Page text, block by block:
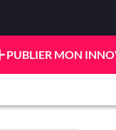
PUBLIER MON